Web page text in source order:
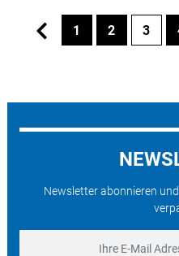
1 2 3
Newsletter abonnieren